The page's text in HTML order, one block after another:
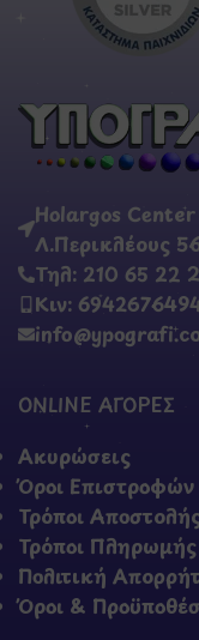
Holargos Center
Λ.Περικλέους
Τηλ: 210 65 22
Κιν:
ONLINE ΑΓΟΡΕΣ
Ακυρώσεις
Όροι Επιστροφών
Τρόποι Αποστολής
Τρόποι Πληρωμής
Πολιτική
Όροι &